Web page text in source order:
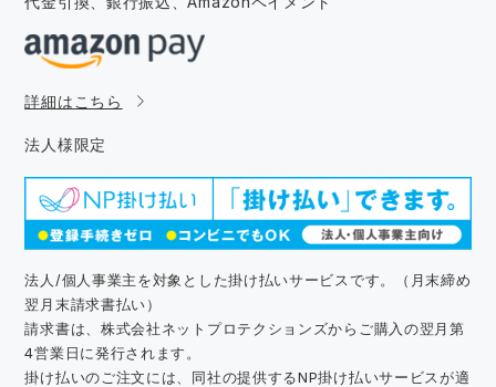
詳細はこちら
法人様限定
法人/個人事業主を対象とした掛け払いサービスです。（月末締め
翌月末請求書払い）
請求書は、株式会社ネットプロテクションズからご購入の翌月第
4営業日に発行されます。
掛け払いのご注文には、同社の提供するNP掛け払いサービスが適